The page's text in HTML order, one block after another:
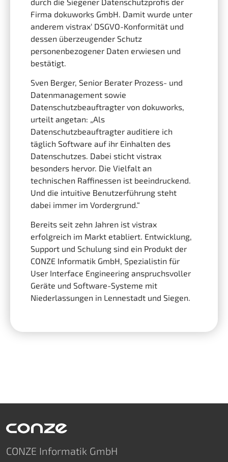
Firma dokuworks GmbH. Damit wurde unter
anderem vistrax‘ DSGVO-Konformität und
dessen überzeugender Schutz
personenbezogener Daten erwiesen und
bestätigt.
Sven Berger, Senior Berater Prozess- und
Datenmanagement sowie
Datenschutzbeauftragter von dokuworks,
urteilt angetan: „Als
Datenschutzbeauftragter auditiere ich
täglich Software auf ihr Einhalten des
Datenschutzes. Dabei sticht vistrax
besonders hervor. Die Vielfalt an
technischen Raffinessen ist beeindruckend.
Und die intuitive Benutzerführung steht
dabei immer im Vordergrund.“
Bereits seit zehn Jahren ist vistrax
erfolgreich im Markt etabliert. Entwicklung,
Support und Schulung sind ein Produkt der
CONZE Informatik GmbH, Spezialistin für
User Interface Engineering anspruchsvoller
Geräte und Software-Systeme mit
Niederlassungen in Lennestadt und Siegen.
CONZE Informatik GmbH